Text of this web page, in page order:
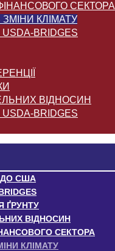
СЕКТОРА
КЛІМАТУ
BRIDGES
ВІДНОСИН
BRIDGES
ДО США
ҐРУНТУ
ВІДНОСИН
СЕКТОРА
КЛІМАТУ